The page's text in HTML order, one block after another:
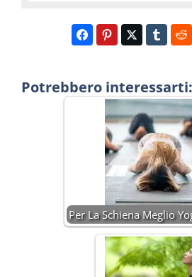
Potrebbero interessarti:
Per La Schiena Meglio